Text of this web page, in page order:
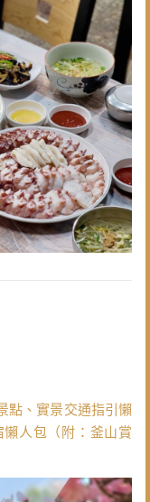
點、實景交通指引懶
人包（附：釜山賞